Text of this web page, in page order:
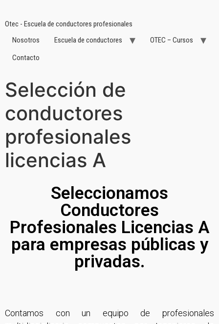
Otec - Escuela de conductores profesionales
Nosotros
Escuela de conductores
OTEC – Cursos
Contacto
Selección de
conductores
profesionales
licencias A
Seleccionamos
Conductores
Profesionales Licencias A
para empresas públicas y
privadas.
Contamos con un equipo de profesionales